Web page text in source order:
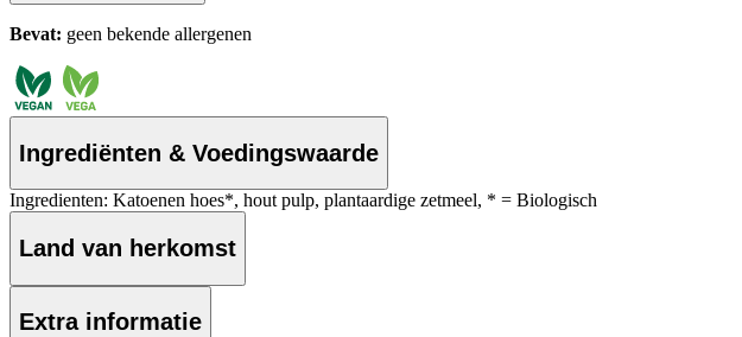
Bevat: geen bekende allergenen
Ingrediënten & Voedingswaarde
Ingredienten: Katoenen hoes*, hout pulp, plantaardige zetmeel, * = Biologisch
Land van herkomst
Extra informatie